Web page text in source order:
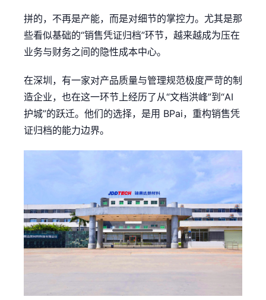
拼的，不再是产能，而是对细节的掌控力。尤其是那
些看似基础的“销售凭证归档”环节，越来越成为压在
业务与财务之间的隐性成本中心。
在深圳，有一家对产品质量与管理规范极度严苛的制
造企业，也在这一环节上经历了从“文档洪峰”到“AI
护城”的跃迁。他们的选择，是用 BPai，重构销售凭
证归档的能力边界。